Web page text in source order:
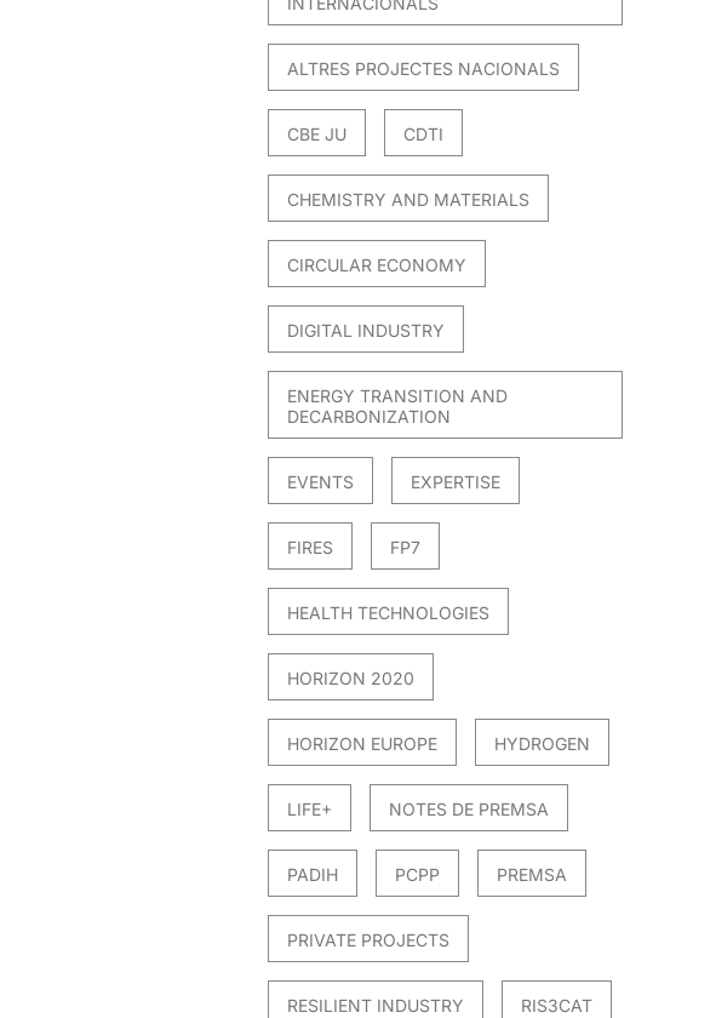
ALTRES PROJECTES NACIONALS
CBE JU CDTI
CHEMISTRY AND MATERIALS
CIRCULAR ECONOMY
DIGITAL INDUSTRY
ENERGY TRANSITION AND
DECARBONIZATION
EVENTS EXPERTISE
FIRES FP7
HEALTH TECHNOLOGIES
HORIZON 2020
HORIZON EUROPE HYDROGEN
LIFE+ NOTES DE PREMSA
PADIH PCPP PREMSA
PRIVATE PROJECTS
RESILIENT INDUSTRY RIS3CAT